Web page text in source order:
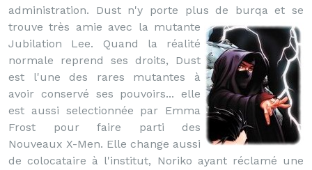
administration. Dust n'y porte plus de burqa et se
trouve très amie avec la mutante
Jubilation Lee. Quand la réalité
normale reprend ses droits, Dust
est l'une des rares mutantes à
avoir conservé ses pouvoirs... elle
est aussi selectionnée par Emma
Frost pour faire parti des
Nouveaux X-Men. Elle change aussi
de colocataire à l'institut, Noriko ayant réclamé une